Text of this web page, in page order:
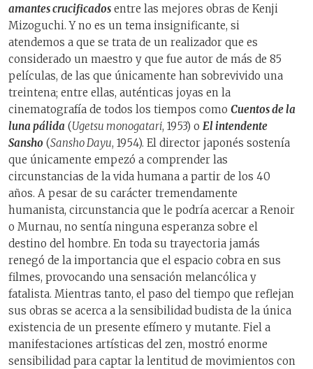
amantes crucificados entre las mejores obras de Kenji
Mizoguchi. Y no es un tema insignificante, si
atendemos a que se trata de un realizador que es
considerado un maestro y que fue autor de más de 85
películas, de las que únicamente han sobrevivido una
treintena; entre ellas, auténticas joyas en la
cinematografía de todos los tiempos como Cuentos de la
luna pálida (Ugetsu monogatari, 1953) o El intendente
Sansho (Sansho Dayu, 1954). El director japonés sostenía
que únicamente empezó a comprender las
circunstancias de la vida humana a partir de los 40
años. A pesar de su carácter tremendamente
humanista, circunstancia que le podría acercar a Renoir
o Murnau, no sentía ninguna esperanza sobre el
destino del hombre. En toda su trayectoria jamás
renegó de la importancia que el espacio cobra en sus
filmes, provocando una sensación melancólica y
fatalista. Mientras tanto, el paso del tiempo que reflejan
sus obras se acerca a la sensibilidad budista de la única
existencia de un presente efímero y mutante. Fiel a
manifestaciones artísticas del zen, mostró enorme
sensibilidad para captar la lentitud de movimientos con